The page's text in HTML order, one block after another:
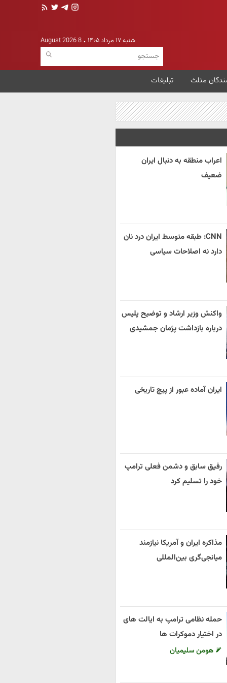
شنبه ۱۷ مرداد ۱۴۰۵ 8 August 2026
مثلث تبلیغات
اعراب منطقه به دنبال ایران
ضعیف
CNN: طبقه متوسط ایران درد نان
دارد نه اصلاحات سیاسی
واکنش وزیر ارشاد و توضیح پلیس
درباره بازداشت پژمان جمشیدی
ایران آماده عبور از پیچ تاریخی
رفیق سابق و دشمن فعلی ترامپ
خود را تسلیم کرد
مذاکره ایران و آمریکا نیازمند
میانجی‌گری بین‌المللی
حمله نظامی ترامپ به ایالت های
در اختیار دموکرات ها
هومن سلیمیان